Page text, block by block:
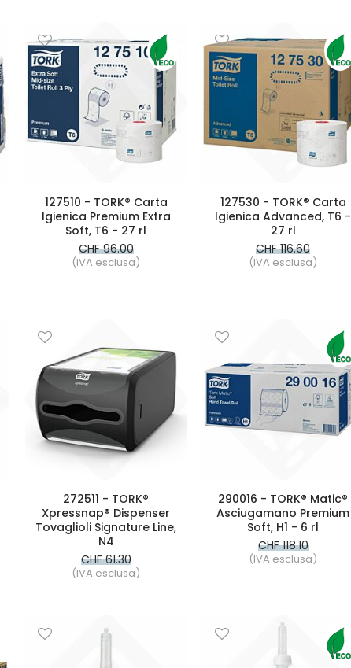
127510 - TORK® Carta
Igienica Premium Extra
Soft, T6 - 27 rl
CHF 96.00
(IVA esclusa)
127530 - TORK® Carta
Igienica Advanced, T6 -
27 rl
CHF 116.60
(IVA esclusa)
272511 - TORK®
Xpressnap® Dispenser
Tovaglioli Signature Line,
N4
CHF 61.30
(IVA esclusa)
290016 - TORK® Matic®
Asciugamano Premium
Soft, H1 - 6 rl
CHF 118.10
(IVA esclusa)